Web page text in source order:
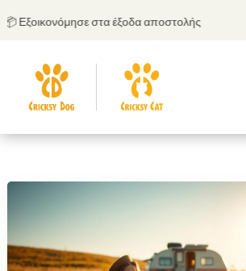
στα έξοδα αποστολής